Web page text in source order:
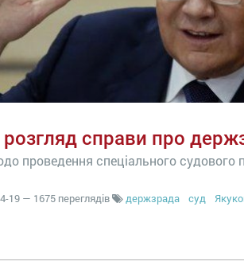
справи про
проведення спеціального
19 — 1675 переглядів держзрада суд